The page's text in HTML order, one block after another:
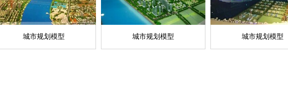
城市规划模型 城市规划模型 城市规划模型